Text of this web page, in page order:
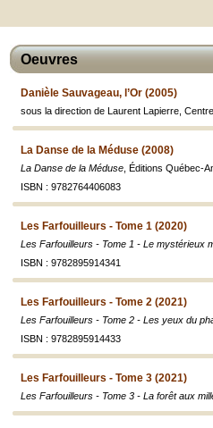
Oeuvres
Danièle Sauvageau, l’Or (2005)
sous la direction de Laurent Lapierre,
La Danse de la Méduse (2008)
La Danse de la Méduse , Éditions Québec-
ISBN : 9782764406083
Les Farfouilleurs - Tome 1 (2020)
Les Farfouilleurs - Tome 1 - Le mystérieux
ISBN : 9782895914341
Les Farfouilleurs - Tome 2 (2021)
Les Farfouilleurs - Tome 2 - Les yeux du
ISBN : 9782895914433
Les Farfouilleurs - Tome 3 (2021)
Les Farfouilleurs - Tome 3 - La forêt aux